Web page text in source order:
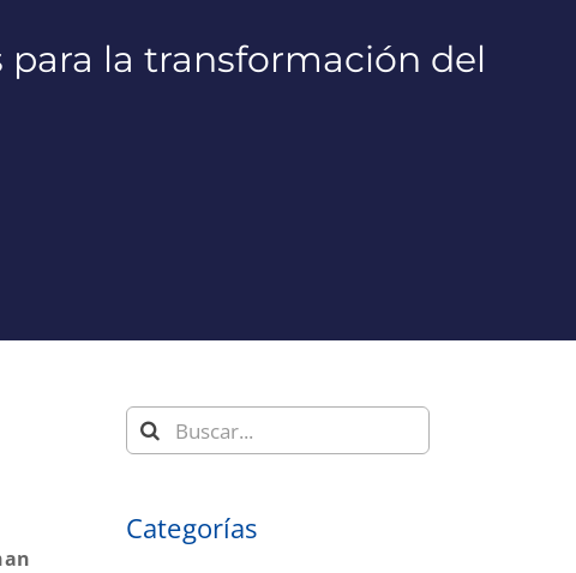
la transformación del
Buscar:
Categorías